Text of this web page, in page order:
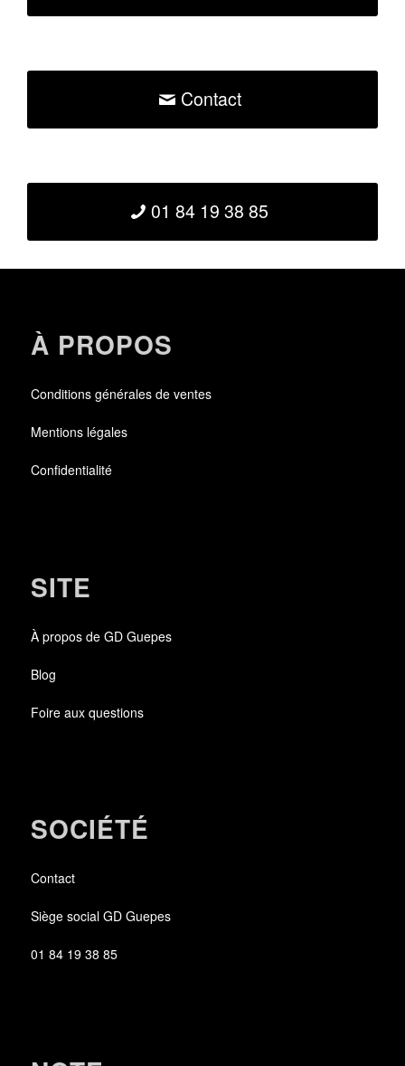
Contact
01 84 19 38 85
À PROPOS
Conditions générales de ventes
Mentions légales
Confidentialité
SITE
À propos de GD Guepes
Blog
Foire aux questions
SOCIÉTÉ
Contact
Siège social GD Guepes
01 84 19 38 85